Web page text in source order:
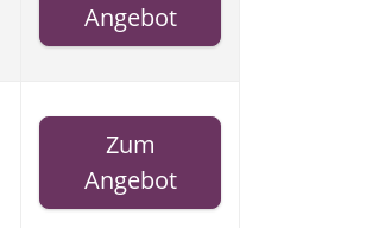
Angebot
Zum
Angebot